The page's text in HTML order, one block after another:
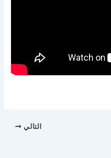
التالي